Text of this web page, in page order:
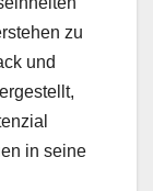
zu
und
in seine